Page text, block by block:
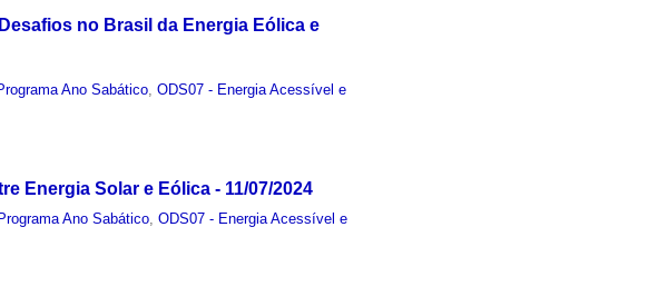
no Brasil da Energia Eólica e
Ano Sabático,ODS07 - Energia Acessível e
Energia Solar e Eólica - 11/07/2024
Programa Ano Sabático,ODS07 - Energia Acessível e